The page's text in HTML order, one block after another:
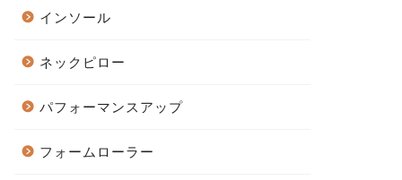
インソール
ネックピロー
パフォーマンスアップ
フォームローラー